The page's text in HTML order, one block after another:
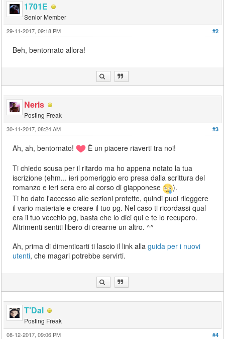
1701E
Senior Member
#2
29-11-2017, 09:18 PM
Beh, bentornato allora!
Neris
Posting Freak
#3
30-11-2017, 08:24 AM
Ah, ah, bentornato! È un piacere riaverti tra noi!
Ti chiedo scusa per il ritardo ma ho appena notato la tua
iscrizione (ehm... ieri pomeriggio ero presa dalla scrittura del
romanzo e ieri sera ero al corso di giapponese
).
Ti ho dato l'accesso alle sezioni protette, quindi puoi rileggere
il vario materiale e creare il tuo pg. Nel caso ti ricordassi qual
era il tuo vecchio pg, basta che lo dici qui e te lo recupero.
Altrimenti sentiti libero di crearne un altro. ^^
Ah, prima di dimenticarti ti lascio il link allaguida per i nuovi
utenti, che magari potrebbe servirti.
T'Dal
Posting Freak
#4
08-12-2017, 09:06 PM